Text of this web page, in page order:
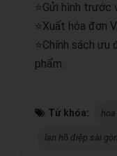
⭐Gửi hình trước
⭐Xuất hóa đơn
⭐Chính sách ưu
phẩm.
Từ khóa:
lan hồ điệp sài gòn